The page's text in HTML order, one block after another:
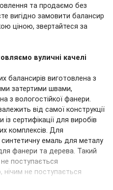
та продаємо без
вигідно замовити балансир
ціною, звертайтеся за
вуличні качелі
балансирів виготовлена ​​з
затертими швами,
з вологостійкої фанери.
від самої конструкції
сертифікації для виробів
комплексів. Для
емаль для металу
фанери та дерева. Такий
поступається
не поступається